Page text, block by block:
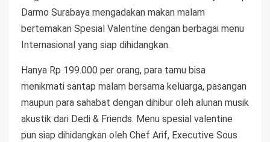
Darmo Surabaya mengadakan makan malam
bertemakan Spesial Valentine dengan berbagai menu
Internasional yang siap dihidangkan.
Hanya Rp 199.000 per orang, para tamu bisa
menikmati santap malam bersama keluarga, pasangan
maupun para sahabat dengan dihibur oleh alunan musik
akustik dari Dedi & Friends. Menu spesial valentine
pun siap dihidangkan oleh Chef Arif, Executive Sous